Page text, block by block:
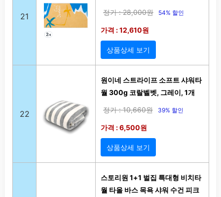
21 정가 : 28,000원 54% 할인
가격 : 12,610원
상품상세 보기
22
원이네 스트라이프 소프트 샤워타
월 300g 코랄벨벳, 그레이, 1개
정가 : 10,660원 39% 할인
가격 : 6,500원
상품상세 보기
스토리원 1+1 벌집 특대형 비치타
월 타올 바스 목욕 샤워 수건 피크